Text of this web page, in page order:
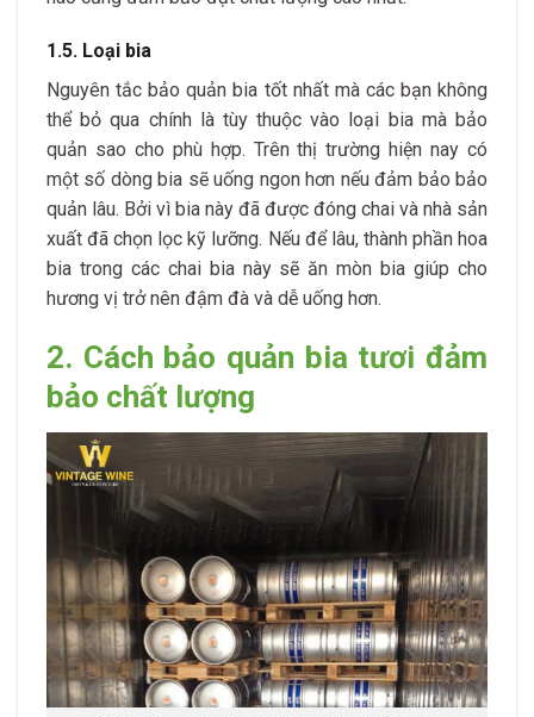
1.5. Loại bia
Nguyên tắc bảo quản bia tốt nhất mà các bạn không
thể bỏ qua chính là tùy thuộc vào loại bia mà bảo
quản sao cho phù hợp. Trên thị trường hiện nay có
một số dòng bia sẽ uống ngon hơn nếu đảm bảo bảo
quản lâu. Bởi vì bia này đã được đóng chai và nhà sản
xuất đã chọn lọc kỹ lưỡng. Nếu để lâu, thành phần hoa
bia trong các chai bia này sẽ ăn mòn bia giúp cho
hương vị trở nên đậm đà và dễ uống hơn.
2. Cách bảo quản bia tươi đảm
bảo chất lượng